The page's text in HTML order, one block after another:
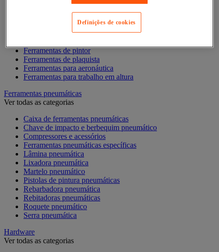
Ferramentas de Eletricista
Ferramentas de eletrónica
Ferramentas de ladrilhador
Ferramentas de mecânico
Ferramentas de pintor
Ferramentas de plaquista
Ferramentas para aeronáutica
Ferramentas para trabalho em altura
Ferramentas pneumáticas
Ver todas as categorias
Caixa de ferramentas pneumáticas
Chave de impacto e berbequim pneumático
Compressores e acessórios
Ferramentas pneumáticas específicas
Lâmina pneumática
Lixadora pneumática
Martelo pneumático
Pistolas de pintura pneumáticas
Rebarbadora pneumática
Rebitadoras pneumáticas
Roquete pneumático
Serra pneumática
Hardware
Ver todas as categorias
Definições de cookies